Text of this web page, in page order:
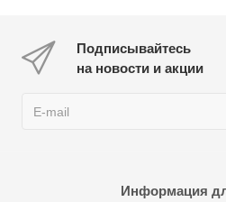
Подписывайтесь
на новости и акции
Информация